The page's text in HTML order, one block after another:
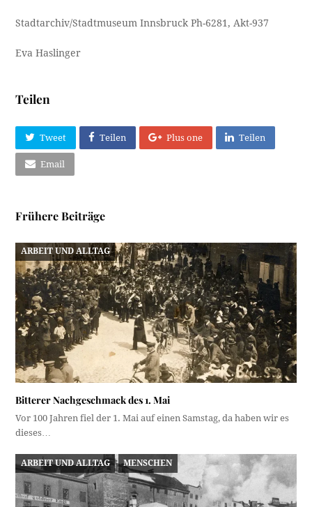
Stadtarchiv/Stadtmuseum Innsbruck Ph-6281, Akt-937
Eva Haslinger
Teilen
Tweet Teilen Plus one Teilen
Email
Frühere Beiträge
ARBEIT UND ALLTAG
Bitterer Nachgeschmack des 1. Mai
Vor 100 Jahren fiel der 1. Mai auf einen Samstag, da haben wir es
dieses…
ARBEIT UND ALLTAG MENSCHEN